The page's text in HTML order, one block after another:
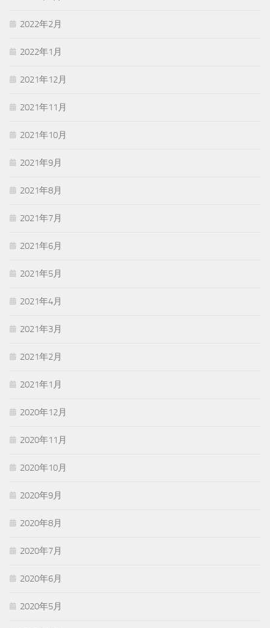
2022年2月
2022年1月
2021年12月
2021年11月
2021年10月
2021年9月
2021年8月
2021年7月
2021年6月
2021年5月
2021年4月
2021年3月
2021年2月
2021年1月
2020年12月
2020年11月
2020年10月
2020年9月
2020年8月
2020年7月
2020年6月
2020年5月